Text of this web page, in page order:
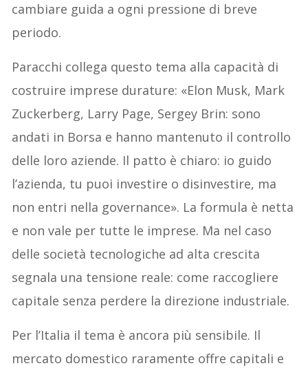
cambiare guida a ogni pressione di breve
periodo.
Paracchi collega questo tema alla capacità di
costruire imprese durature: «Elon Musk, Mark
Zuckerberg, Larry Page, Sergey Brin: sono
andati in Borsa e hanno mantenuto il controllo
delle loro aziende. Il patto è chiaro: io guido
l’azienda, tu puoi investire o disinvestire, ma
non entri nella governance». La formula è netta
e non vale per tutte le imprese. Ma nel caso
delle società tecnologiche ad alta crescita
segnala una tensione reale: come raccogliere
capitale senza perdere la direzione industriale.
Per l’Italia il tema è ancora più sensibile. Il
mercato domestico raramente offre capitali e